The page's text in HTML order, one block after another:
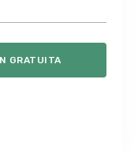
GRATUITA